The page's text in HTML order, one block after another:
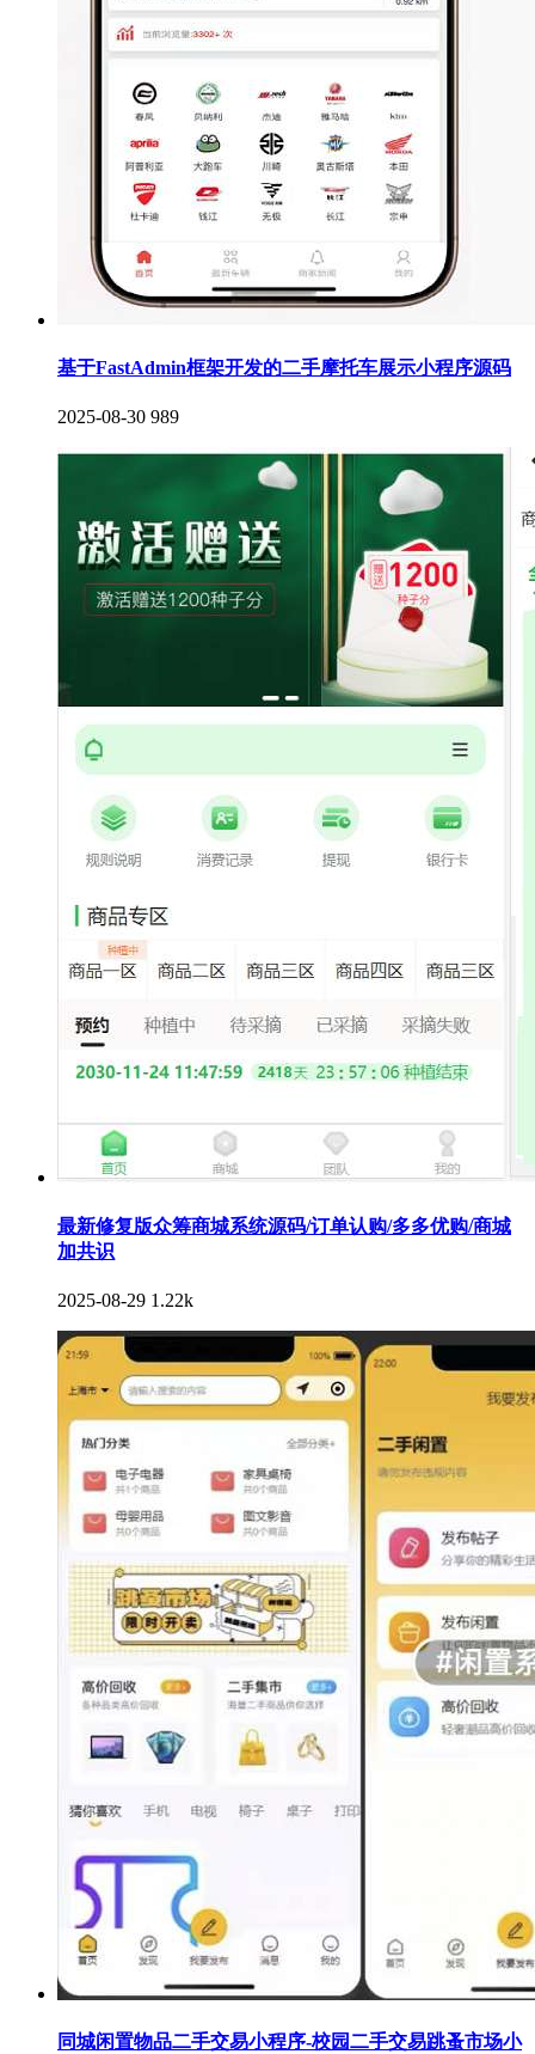
基于FastAdmin框架开发的二手摩托车展示小程序源码
2025-08-30 989
最新修复版众筹商城系统源码/订单认购/多多优购/商城
加共识
2025-08-29 1.22k
同城闲置物品二手交易小程序-校园二手交易跳蚤市场小